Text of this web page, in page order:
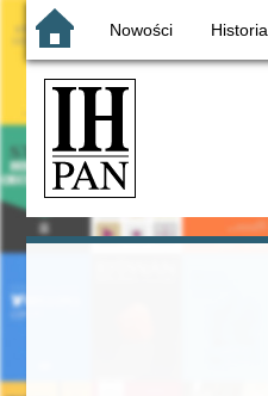
Nowości Historia